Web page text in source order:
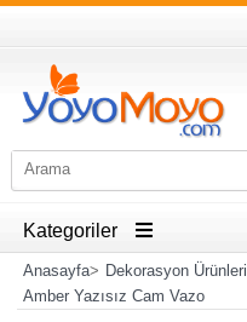
Kategoriler
Anasayfa> Dekorasyon Ürünleri
Amber Yazısız Cam Vazo